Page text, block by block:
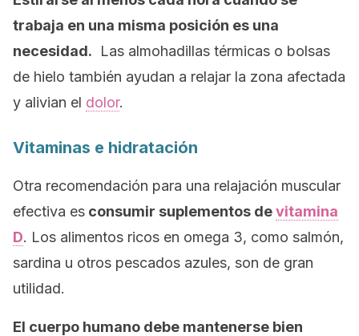
trabaja en una misma posición es una
necesidad. Las almohadillas térmicas o bolsas
de hielo también ayudan a relajar la zona afectada
y alivian el dolor.
Vitaminas e hidratación
Otra recomendación para una relajación muscular
efectiva es consumir suplementos devitamina
D. Los alimentos ricos en omega 3, como salmón,
sardina u otros pescados azules, son de gran
utilidad.
El cuerpo humano debe mantenerse bien